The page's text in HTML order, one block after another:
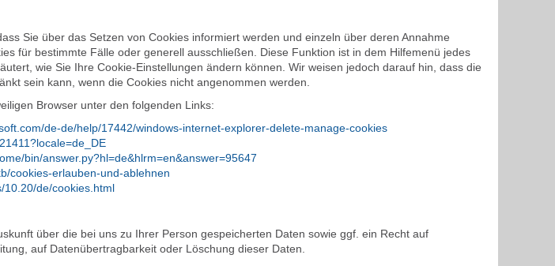
Sie über das Setzen von Cookies informiert werden und einzeln über deren Annahme
für bestimmte Fälle oder generell ausschließen. Diese Funktion ist in dem Hilfemenü jedes
wie Sie Ihre Cookie-Einstellungen ändern können. Wir weisen jedoch darauf hin, dass die
sein kann, wenn die Cookies nicht angenommen werden.
Browser unter den folgenden Links:
de-de/help/17442/windows-internet-explorer-delete-manage-cookies
bin/answer.py?hl=de&hlrm=en&answer=95647
cookies-erlauben-und-ablehnen
10.20/de/cookies.html
über die bei uns zu Ihrer Person gespeicherten Daten sowie ggf. ein Recht auf
auf Datenübertragbarkeit oder Löschung dieser Daten.